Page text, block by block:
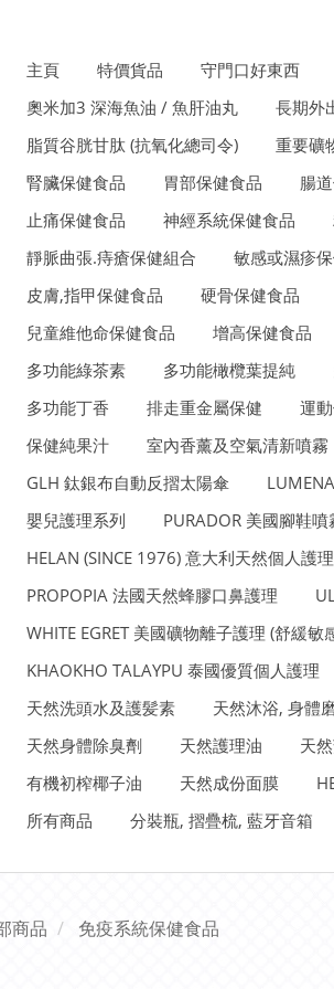
主頁 特價貨品 守門口好東西
奧米加3 深海魚油 / 魚肝油丸
長期外
脂質谷胱甘肽 (抗氧化總司令)
重要礦
腎臟保健食品
胃部保健食品 腸
止痛保健食品
神經系統保健食品
靜脈曲張.痔瘡保健組合
敏感或濕疹
皮膚,指甲保健食品
硬骨保健食品
兒童維他命保健食品
增高保健食品
多功能綠茶素
多功能橄欖葉提純
多功能丁香
排走重金屬保健 運
保健純果汁
室內香薰及空氣清新噴霧
GLH 鈦銀布自動反摺太陽傘
嬰兒護理系列
PURADOR 美國腳鞋
HELAN (SINCE 1976) 意大利天然個人護理
PROPOPIA 法國天然蜂膠口鼻護理
WHITE EGRET 美國礦物離子護理 (舒緩敏
KHAOKHO TALAYPU 泰國優質個人護理
天然洗頭水及護髪素
天然沐浴, 身體
天然身體除臭劑
天然護理油 天
有機初榨椰子油
天然成份面膜
所有商品
分裝瓶, 摺疊梳, 藍牙音箱
商品 免疫系統保健食品